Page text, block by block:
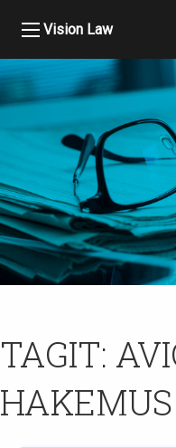
Vision Law
TAGIT:
HAKEMUS